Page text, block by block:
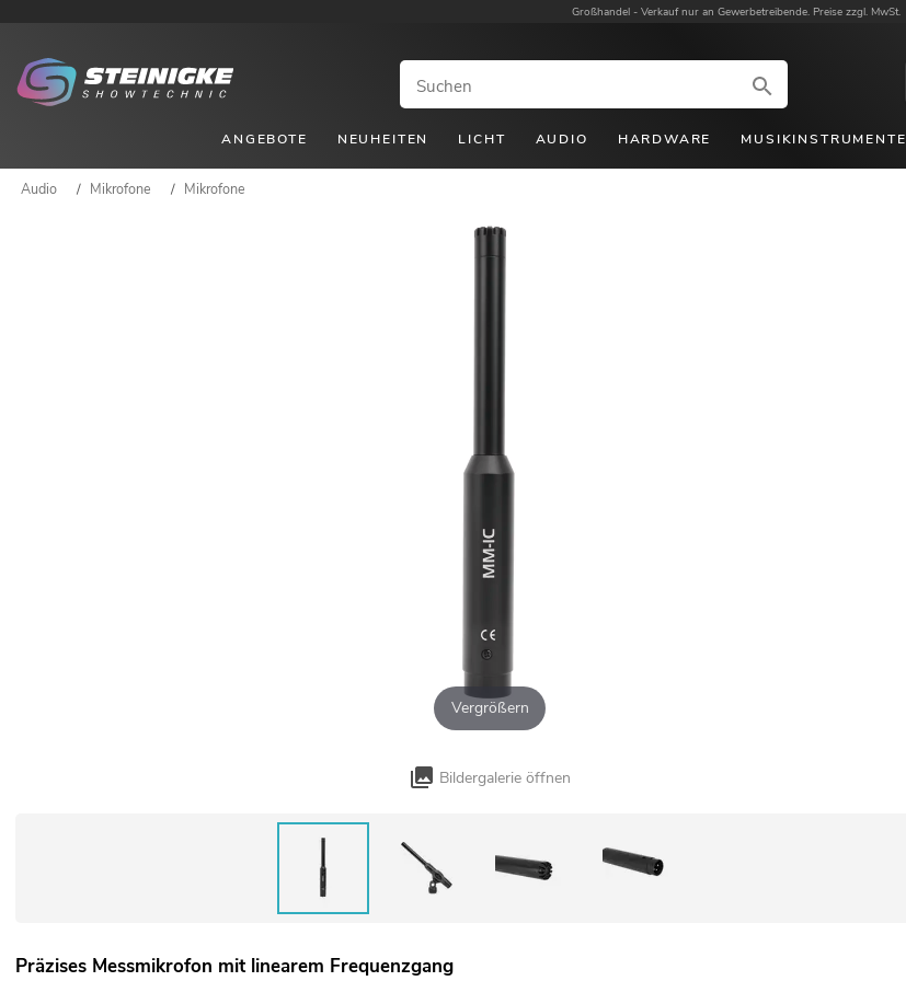
Großhandel - Verkauf nur an Gewerbetreibende. Preise zzgl. MwSt.
ANGEBOTE NEUHEITEN LICHT AUDIO HARDWARE MUSIKINSTRUMENTE
Audio / Mikrofone / Mikrofone
Vergrößern
Bildergalerie öffnen
Präzises Messmikrofon mit linearem Frequenzgang